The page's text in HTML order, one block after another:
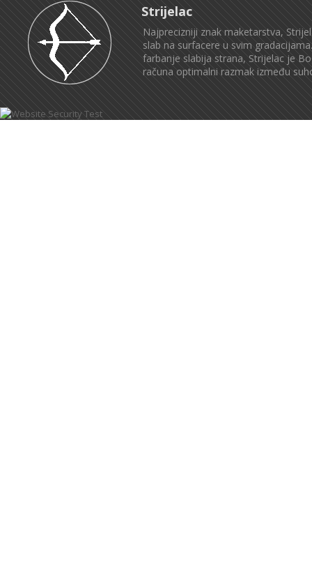
Strijelac
Najprecizniji znak maketarstva,
slab na surfacere u svim
farbanje slabija strana, Strijelac je
računa optimalni razmak između